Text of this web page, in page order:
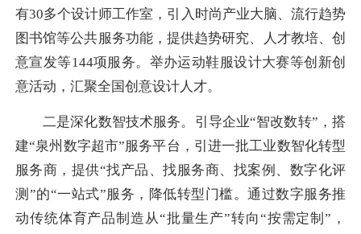
有30多个设计师工作室，引入时尚产业大脑、流行趋势
图书馆等公共服务功能，提供趋势研究、人才教培、创
意宣发等144项服务。举办运动鞋服设计大赛等创新创
意活动，汇聚全国创意设计人才。
二是深化数智技术服务。引导企业“智改数转”，搭
建“泉州数字超市”服务平台，引进一批工业数智化转型
服务商，提供“找产品、找服务商、找案例、数字化评
测”的“一站式”服务，降低转型门槛。通过数字服务推
动传统体育产品制造从“批量生产”转向“按需定制”，